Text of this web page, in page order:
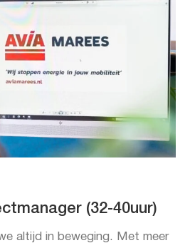
(32-40uur)
altijd in beweging. Met meer